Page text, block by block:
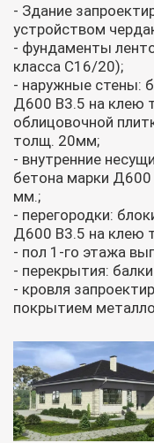
- Здание
устройством
- фундаменты
класса С16/20);
- наружные стены:
Д600 В3.5 на клею
облицовочной
толщ. 20мм;
- внутренние
бетона марки
мм.;
- перегородки:
Д600 В3.5 на клею
- пол 1-го этажа
- перекрытия:
- кровля
покрытием